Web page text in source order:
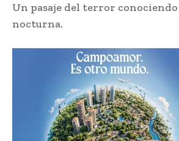
Un pasaje del terror
nocturna.